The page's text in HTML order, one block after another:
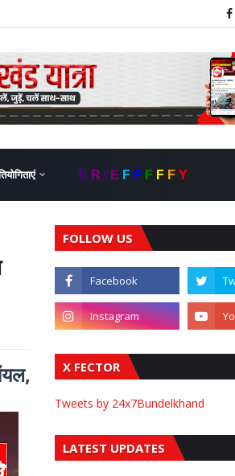
B R E F F F F F Y
FOLLOW US
X FECTOR
Tweets by 24x7Bundelkhand
LATEST UPDATES